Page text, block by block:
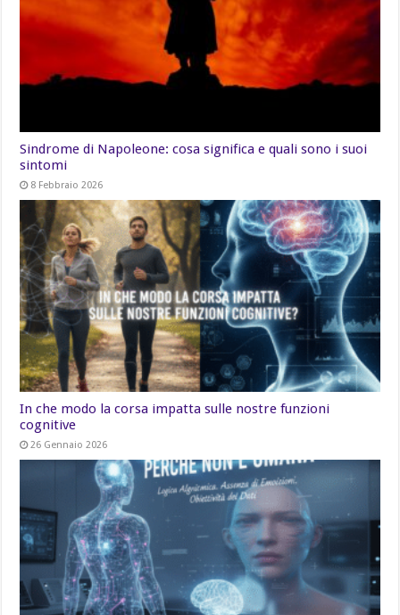
Sindrome di Napoleone: cosa significa e quali sono i suoi
sintomi
8 Febbraio 2026
In che modo la corsa impatta sulle nostre funzioni
cognitive
26 Gennaio 2026